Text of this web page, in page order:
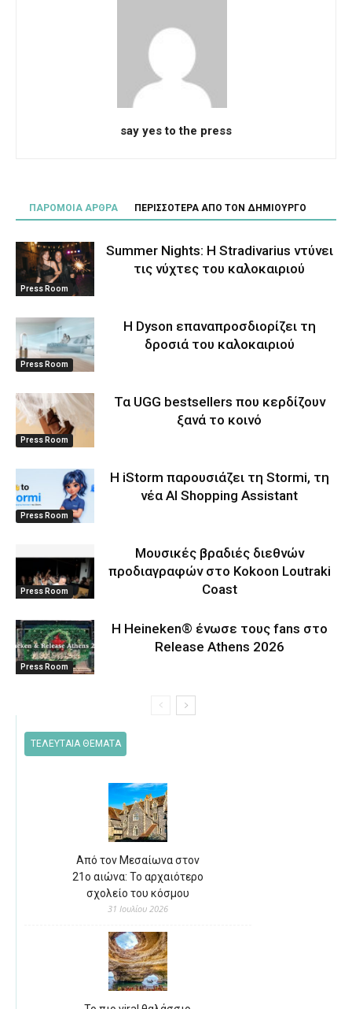
say yes to the press
ΠΑΡΟΜΟΙΑ ΑΡΘΡΑ ΠΕΡΙΣΣΟΤΕΡΑ ΑΠΟ ΤΟΝ ΔΗΜΙΟΥΡΓΟ
Press Room
Summer Nights: Η Stradivarius ντύνει
τις νύχτες του καλοκαιριού
Press Room
Η Dyson επαναπροσδιορίζει τη
δροσιά του καλοκαιριού
Press Room
Τα UGG bestsellers που κερδίζουν
ξανά το κοινό
Press Room
Η iStorm παρουσιάζει τη Stormi, τη
νέα AI Shopping Assistant
Press Room
Μουσικές βραδιές διεθνών
προδιαγραφών στο Kokoon Loutraki
Coast
Press Room
Η Heineken® ένωσε τους fans στο
Release Athens 2026
ΤΕΛΕΥΤΑΙΑ ΘΕΜΑΤΑ
Από τον Μεσαίωνα στον
21ο αιώνα: Το αρχαιότερο
σχολείο του κόσμου
31 Ιουλίου 2026